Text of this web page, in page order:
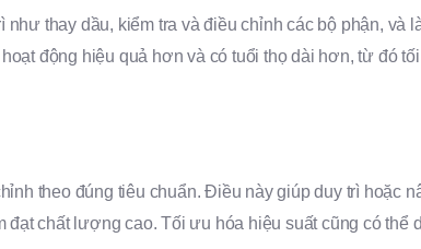
thay dầu, kiểm tra và điều chỉnh các bộ phận, và
động hiệu quả hơn và có tuổi thọ dài hơn, từ đó
theo đúng tiêu chuẩn. Điều này giúp duy trì hoặc
đạt chất lượng cao. Tối ưu hóa hiệu suất cũng có thể